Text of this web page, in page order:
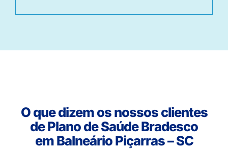
O que dizem os nossos clientes
de Plano de Saúde Bradesco
em Balneário Piçarras – SC